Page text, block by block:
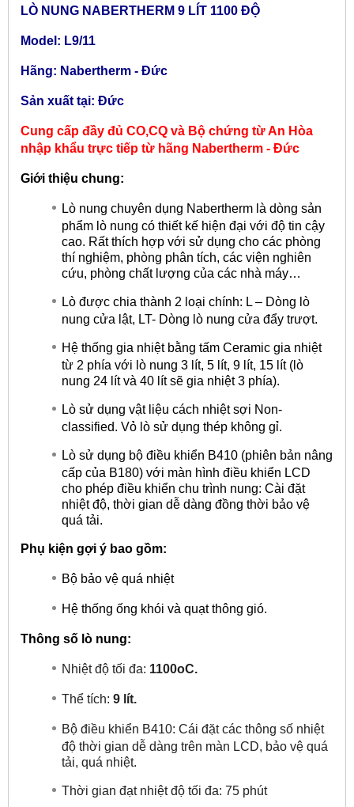
LÒ NUNG NABERTHERM 9 LÍT 1100 ĐỘ
Model: L9/11
Hãng: Nabertherm - Đức
Sản xuất tại: Đức
Cung cấp đầy đủ CO,CQ và Bộ chứng từ An Hòa
nhập khẩu trực tiếp từ hãng Nabertherm - Đức
Giới thiệu chung:
Lò nung chuyên dụng Nabertherm là dòng sản
phẩm lò nung có thiết kế hiện đại với độ tin cậy
cao. Rất thích hợp với sử dụng cho các phòng
thí nghiệm, phòng phân tích, các viện nghiên
cứu, phòng chất lượng của các nhà máy…
Lò được chia thành 2 loại chính: L – Dòng lò
nung cửa lật, LT- Dòng lò nung cửa đẩy trượt.
Hệ thống gia nhiệt bằng tấm Ceramic gia nhiệt
từ 2 phía với lò nung 3 lít, 5 lít, 9 lít, 15 lít (lò
nung 24 lít và 40 lít sẽ gia nhiệt 3 phía).
Lò sử dụng vật liệu cách nhiệt sợi Non-
classified. Vỏ lò sử dụng thép không gỉ.
Lò sử dụng bộ điều khiển B410 (phiên bản nâng
cấp của B180) với màn hình điều khiển LCD
cho phép điều khiển chu trình nung: Cài đặt
nhiệt độ, thời gian dễ dàng đồng thời bảo vệ
quá tải.
Phụ kiện gợi ý bao gồm:
Bộ bảo vệ quá nhiệt
Hệ thống ống khói và quạt thông gió.
Thông số lò nung:
Nhiệt độ tối đa: 1100oC.
Thể tích: 9 lít.
Bộ điều khiển B410: Cái đặt các thông số nhiệt
độ thời gian dễ dàng trên màn LCD, bảo vệ quá
tải, quá nhiệt.
Thời gian đạt nhiệt độ tối đa: 75 phút